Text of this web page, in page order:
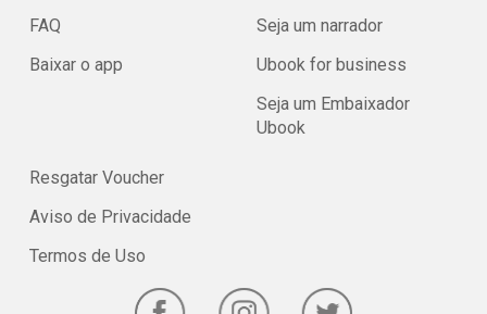
FAQ
Baixar o app
Seja um narrador
Ubook for business
Seja um Embaixador
Ubook
Resgatar Voucher
Aviso de Privacidade
Termos de Uso